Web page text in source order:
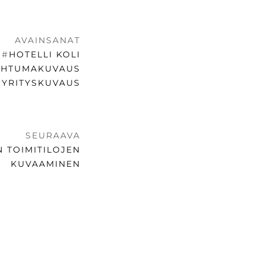
AVAINSANAT
#HOTELLI KOLI
YRITYSKUVAUS
SEURAAVA
TOIMITILOJEN
KUVAAMINEN